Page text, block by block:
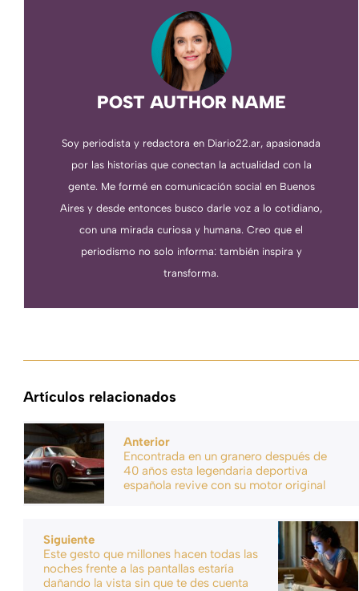
POST AUTHOR NAME
Soy periodista y redactora en Diario22.ar, apasionada
por las historias que conectan la actualidad con la
gente. Me formé en comunicación social en Buenos
Aires y desde entonces busco darle voz a lo cotidiano,
con una mirada curiosa y humana. Creo que el
periodismo no solo informa: también inspira y
transforma.
Artículos relacionados
Anterior
Encontrada en un granero después de
40 años esta legendaria deportiva
española revive con su motor original
Siguiente
Este gesto que millones hacen todas las
noches frente a las pantallas estaría
dañando la vista sin que te des cuenta